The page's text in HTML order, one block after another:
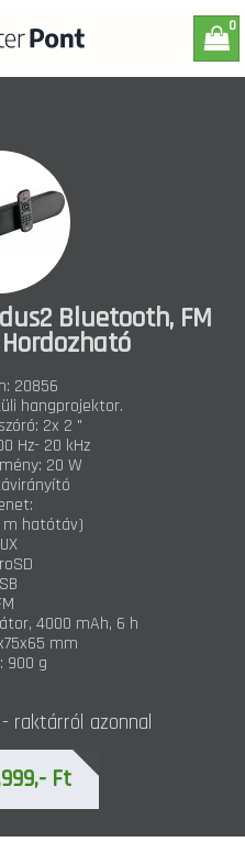
0
Bluetooth, FM
20856
hangprojektor.
2x 2 "
Hz- 20 kHz
20 W
m hatótáv)
4000 mAh, 6 h
mm
900 g
raktárról azonnal
Ft